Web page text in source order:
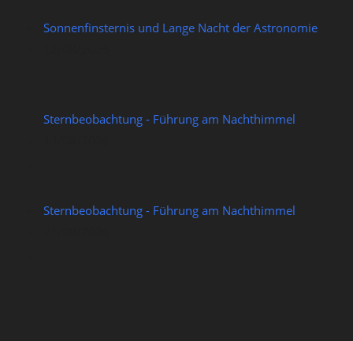
Sonnenfinsternis und Lange Nacht der Astronomie
Sternbeobachtung - Führung am Nachthimmel
Sternbeobachtung - Führung am Nachthimmel